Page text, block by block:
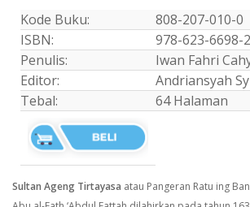
Kode Buku:
808-207-010-0
ISBN:
978-623-6698-
Penulis:
Iwan Fahri
Editor:
Andriansyah
Tebal:
64 Halaman
Sultan Ageng Tirtayasa atau Pangeran Ratu ing